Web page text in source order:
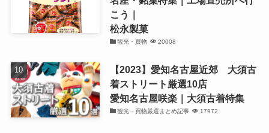
こう｜
松永製菓
観光・買物 20008
【2023】愛知名古屋近郊 大須古
着ストリート厳選10店
愛知名古屋咲楽｜大須古着特集
観光・買物厳選まとめ記事 17972